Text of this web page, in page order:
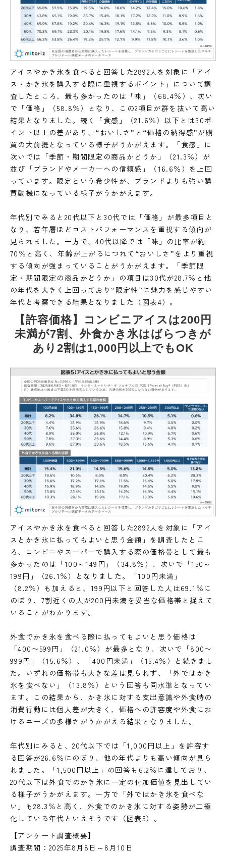
アイスやかき氷を食べると回答した2892人を対象に「アイ
ス・かき氷を購入する際に重視するポイント」について調
査したところ、最も多かったのは「味」（68.4％）、次い
で「価格」（58.8％）となり、この2項目が群を抜いて高い
結果となりました。続く「食感」（21.6％）以下とは30ポ
イント以上の差があり、“おいしさ”と“価格の納得感”が購
買の大前提となっている様子がうかがえます。「食感」に
次いでは「季節・期間限定の商品かどうか」（21.3％）が
並び「ブランドやメーカーへの信頼感」（16.6％）を上回
っています。限定という希少性が、ブランドよりも強い購
買動機になっている様子がうかがえます。
年代別でみると20代以下と30代では「価格」が最多項目と
なり、若年層ほどコストパフォーマンスを重視する傾向が
見られました。一方で、40代以降では「味」の比率が約
70％と高く、年齢が上がるにつれて“おいしさ”をより重視
する傾向が強まっていることがうかがえます。「季節限
定・期間限定の商品かどうか」の項目は30代が28.7％と他
の年代を大きく上回っており“限定性”に魅力を感じやすい
年代と考察できる結果となりました（図表4）。
【許容価格】コンビニアイスは200円
未満が7割、外食かき氷はばらつきが
あり2割は1,000円以上でもOK
アイスやかき氷を食べると回答した2892人を対象に「アイ
スとかき氷に払ってもよいと思う金額」を調査したとこ
ろ、コンビニやスーパーで購入する際の価格帯として最も
多かったのは「100～149円」（34.8％）、次いで「150～
199円」（26.1％）となりました。「100円未満」
（8.2％）も加えると、199円以下と回答した人は69.1％に
のぼり、7割近くの人が200円未満を妥当な価格帯と捉えて
いることがわかります。
外食でかき氷を食べる際に払ってもよいと思う価格は
「400〜599円」（21.0％）が最多となり、次いで「800〜
999円」（15.6％）、「400円未満」（15.4％）と続きまし
た。いずれの価格帯も大きな差は見られず、「外ではかき
氷を食べない」（13.8％）という回答も同水準となってい
ます。この結果から、かき氷に対する支出意識や外食時の
消費行動には個人差が大きく、価格への許容度や外食にお
けるニーズの多様さがうかがえる結果となりました。
年代別にみると、20代以下では「1,000円以上」を許容す
る回答が26.6％にのぼり、他の年代よりも高い傾向が見ら
れました。「1,500円以上」の回答も6.2％に達しており、
20代以下は外食でのかき氷に一定の付加価値を見出してい
る様子がうかがえます。一方で「外ではかき氷を食べな
い」も28.3％と高く、外食でのかき氷に対する姿勢が二極
化している年代といえそうです（図表5）。
【アンケート調査概要】
調査期間：2025年8月8日～8月10日